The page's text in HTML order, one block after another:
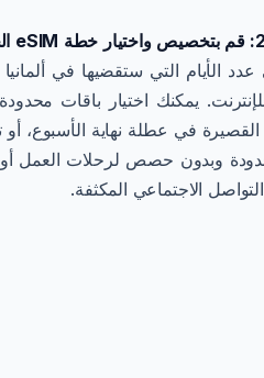
عدد الأيام التي ستقضيها في
يمكنك اختيار باقات محدودة
في عطلة نهاية الأسبوع،
وبدون حصص لرحلات العمل أو
الاجتماعي المكثفة.